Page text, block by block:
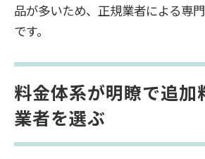
品が多いため、正規業者による専
です。
料金体系が明瞭で追加
業者を選ぶ